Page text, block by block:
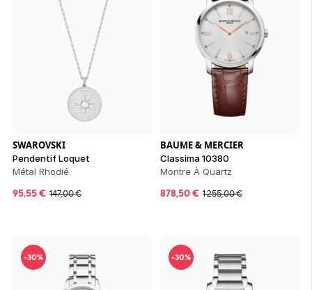
SWAROVSKI
Pendentif Loquet
Métal Rhodié
95,55€ 147,00€
BAUME & MERCIER
Classima 10380
Montre À Quartz
878,50€ 1 255,00€
-30% -30%